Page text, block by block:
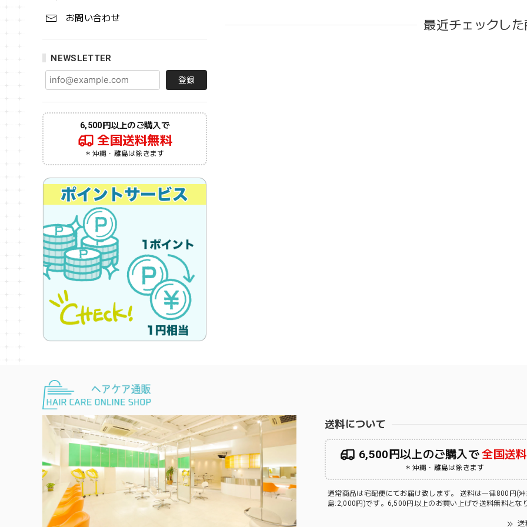
お問い合わせ
NEWSLETTER
登録
6,500円以上のご購入で
全国送料無料
＊沖縄・離島は除きます
最近チェックし
送料について
6,500円以上のご購入で全国送
＊沖縄・離島は除きます
通常商品は宅配便にてお届け致します。 送料は一律800円(
島:2,000円)です。6,500円以上のお買い上げで送料無料とな
送